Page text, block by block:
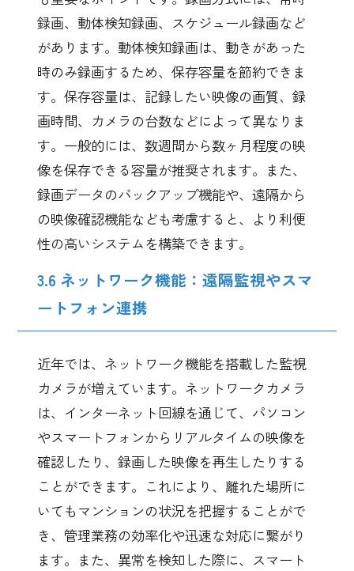
録画、動体検知録画、スケジュール録画など
があります。動体検知録画は、動きがあった
時のみ録画するため、保存容量を節約できま
す。保存容量は、記録したい映像の画質、録
画時間、カメラの台数などによって異なりま
す。一般的には、数週間から数ヶ月程度の映
像を保存できる容量が推奨されます。また、
録画データのバックアップ機能や、遠隔から
の映像確認機能なども考慮すると、より利便
性の高いシステムを構築できます。
3.6 ネットワーク機能：遠隔監視やスマ
ートフォン連携
近年では、ネットワーク機能を搭載した監視
カメラが増えています。ネットワークカメラ
は、インターネット回線を通じて、パソコン
やスマートフォンからリアルタイムの映像を
確認したり、録画した映像を再生したりする
ことができます。これにより、離れた場所に
いてもマンションの状況を把握することがで
き、管理業務の効率化や迅速な対応に繋がり
ます。また、異常を検知した際に、スマート